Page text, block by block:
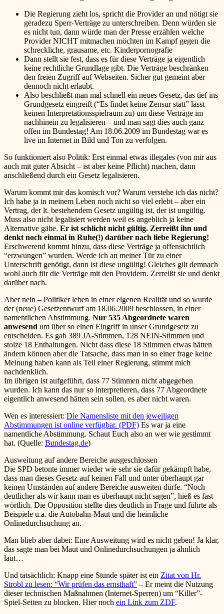
Die Regierung zieht los, spricht die Provider an und nötigt sie
geradezu Sperr-Verträge zu unterschreiben. Denn würden sie
es nicht tun, dann würde man der Presse erzählen welche
Provider NICHT mitmachen möchten im Kampf gegen die
schreckliche, grausame, etc. Kinderpornografie
Dann stellt sie fest, dass es für diese Verträge ja eigentlich
keine rechtliche Grundlage gibt. Die Verträge beschränken
den freien Zugriff auf Webseiten. Sicher gut gemeint aber
dennoch nicht erlaubt.
Also beschließt man mal schnell ein neues Gesetz, das tief ins
Grundgesetz eingreift (“Es findet keine Zensur statt” lässt
keinen Interpretationsspielraum zu) um diese Verträge im
nachhinein zu legalisieren – und man sagt dies auch ganz
offen im Bundestag! Am 18.06.2009 im Bundestag war es
live im Internet in Bild und Ton zu verfolgen.
So funktioniert also Politik: Erst einmal etwas illegales (von mir aus
auch mit guter Absicht – ist aber keine Pflicht) machen, dann
anschließend durch ein Gesetz legalisieren.
Warum kommt mir das komisch vor? Warum verstehe ich das nicht?
Ich habe ja in meinem Leben noch nicht so viel erlebt – aber ein
Vertrag, der lt. bestehendem Gesetz ungültig ist, der ist ungültig.
Muss also nicht legalisiert werden weil es angeblich ja keine
Alternative gäbe. Er ist schlicht nicht gültig. Zerreißt ihn und
denkt noch einmal in Ruhe(!) darüber nach liebe Regierung!
Erschwerend kommt hinzu, dass diese Verträge ja offensichtlich
“erzwungen” wurden. Werde ich an meiner Tür zu einer
Unterschrift genötigt, dann ist diese ungültig! Gleiches gilt demnach
wohl auch für die Verträge mit den Providern. Zerreißt sie und denkt
darüber nach.
Aber nein – Politiker leben in einer eigenen Realität und so wurde
der (neue) Gesetzentwurf am 18.06.2009 beschlossen, in einer
namentlichen Abstimmung. Nur 535 Abgeordnete waren
anwesend um über so einen Eingriff in unser Grundgesetz zu
entscheiden. Es gab 389 JA-Stimmen, 128 NEIN-Stimmen und
stolze 18 Enthaltungen. Nicht dass diese 18 Stimmen etwas hätten
ändern können aber die Tatsache, dass man in so einer frage keine
Meinung haben kann als Teil einer Regierung, stimmt mich
nachdenklich.
Im übrigen ist aufgeführt, dass 77 Stimmen nicht abgegeben
wurden. Ich kann das nur so interpretieren, dass 77 Abgeordnete
eigentlich anwesend hätten sein sollen, es aber nicht waren.
Wen es interessiert: Die Namensliste mit den jeweiligen
Abstimmungen ist online verfügbar. (PDF) Es war ja eine
namentliche Abstimmung. Schaut Euch also an wer wie gestimmt
hat. (Quelle: Bundestag.de)
Ausweitung auf andere Bereiche ausgeschlossen
Die SPD betonte immer wieder wie sehr sie dafür gekämpft habe,
dass man dieses Gesetz auf keinen Fall und unter überhaupt gar
keinen Umständen auf andere Bereiche ausweiten dürfe. “Noch
deutlicher als wir kann man es überhaupt nicht sagen”, hieß es fast
wörtlich. Die Opposition stellte dies deutlich in Frage und führte als
Beispiele u.a. die Autobahn-Maut und die heimliche
Onlinedurchsuchung an.
Man blieb aber dabei: Eine Ausweitung wird es nicht geben! Ja klar,
das sagte man bei Maut und Onlinedurchsuchungen ja ähnlich
laut…
Und tatsächlich: Knapp eine Stunde später ist ein Zitat von Hr.
Strobl zu lesen: “Wir prüfen das ernsthaft” – Er meint die Nutzung
dieser technischen Maßnahmen (Internet-Sperren) um “Killer”-
Spiel-Seiten zu blocken. Hier noch ein Link zum ZDF.